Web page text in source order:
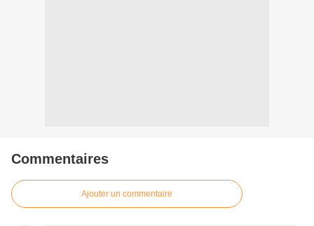
Commentaires
Ajouter un commentaire